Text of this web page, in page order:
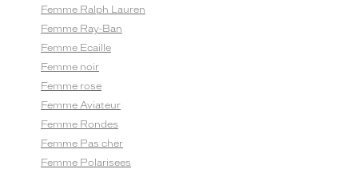
Femme Ralph Lauren
Femme Ray-Ban
Femme Ecaille
Femme noir
Femme rose
Femme Aviateur
Femme Rondes
Femme Pas cher
Femme Polarisees